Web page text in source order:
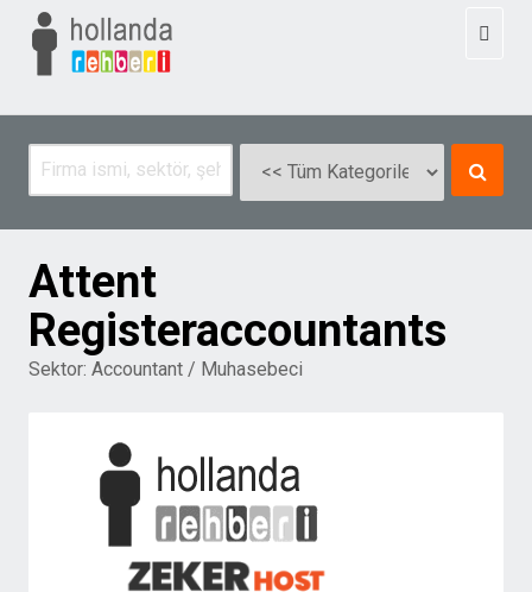
Attent
Registeraccountants
Sektor: Accountant / Muhasebeci